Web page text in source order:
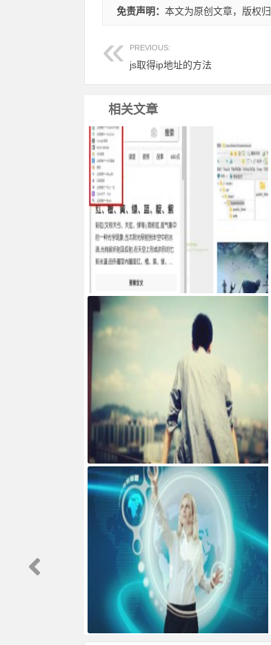
免责声明： 本文为原创文章，版权归
PREVIOUS:
js取得ip地址的方法
相关文章
Google Chrome浏览器右侧边栏嵌入网页
网页添加密码访问JS代码
js页面跳转 和 js打开新窗口 方法